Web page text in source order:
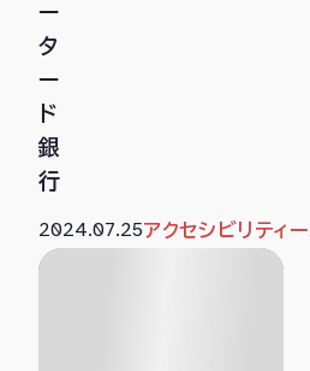
ー
タ
ー
ド
銀
行
2024.07.25アクセシビリティ